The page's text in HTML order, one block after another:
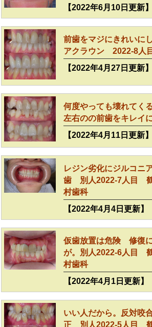
【2022年6月10日更新】
前歯をマジにきれいに
アクラウン 2022-8人
【2022年4月27日更新】
何度やっても壊れてく
左右のの前歯をキレイ
【2022年4月11日更新】
レジン劣化にジルコニ
歯 別人2022-7人目
村歯科
【2022年4月4日更新】
仮歯放置は危険 修復
が。別人2022-6人目
村歯科
【2022年4月1日更新】
いい人だから。反対咬
正 別人2022-5人目